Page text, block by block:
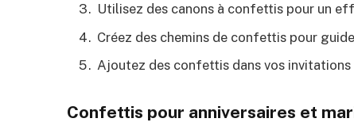
Utilisez des canons à confettis pour un
Créez des chemins de confettis pour
Ajoutez des confettis dans vos invitations
Confettis pour anniversaires et